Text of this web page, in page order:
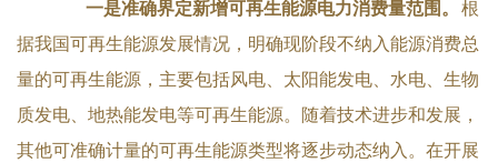
一是准确界定新增可再生能源电力消费量范围。 根
据我国可再生能源发展情况，明确现阶段不纳入能源消费总
量的可再生能源，主要包括风电、太阳能发电、水电、生物
质发电、地热能发电等可再生能源。随着技术进步和发展，
其他可准确计量的可再生能源类型将逐步动态纳入。在开展